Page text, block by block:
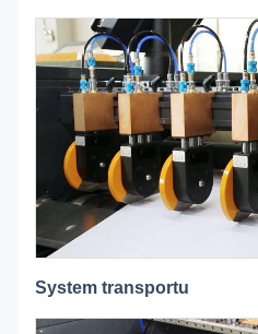
System transportu